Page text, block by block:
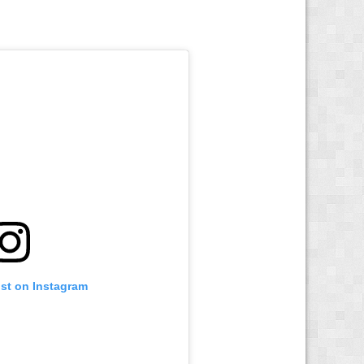
on Instagram